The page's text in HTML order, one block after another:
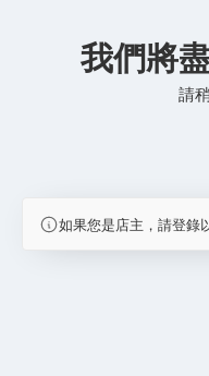
我們將
請
如果您是店主，請登錄